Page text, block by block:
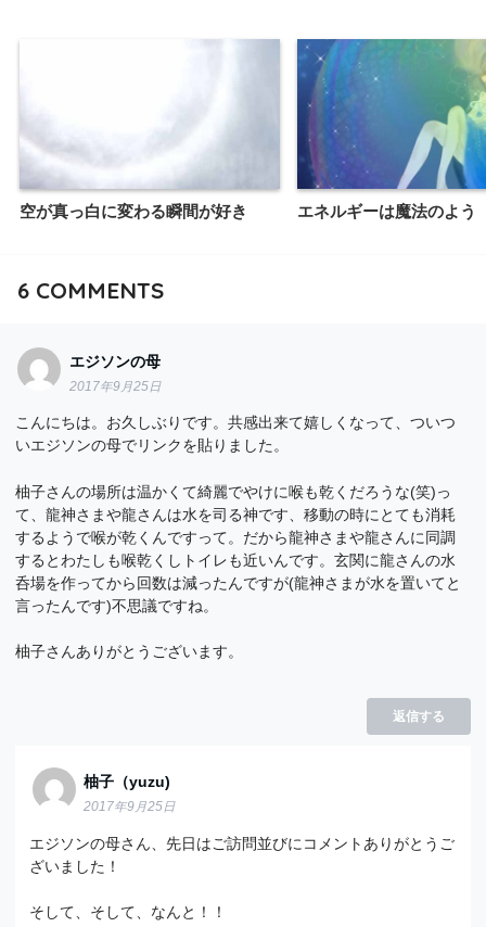
空が真っ白に変わる瞬間が好き エネルギーは魔法のよう
6COMMENTS
エジソンの母
2017年9月25日
こんにちは。お久しぶりです。共感出来て嬉しくなって、ついつ
いエジソンの母でリンクを貼りました。
柚子さんの場所は温かくて綺麗でやけに喉も乾くだろうな(笑)っ
て、龍神さまや龍さんは水を司る神です、移動の時にとても消耗
するようで喉が乾くんですって。だから龍神さまや龍さんに同調
するとわたしも喉乾くしトイレも近いんです。玄関に龍さんの水
呑場を作ってから回数は減ったんですが(龍神さまが水を置いてと
言ったんです)不思議ですね。
柚子さんありがとうございます。
返信する
柚子（yuzu)
2017年9月25日
エジソンの母さん、先日はご訪問並びにコメントありがとうご
ざいました！
そして、そして、なんと！！